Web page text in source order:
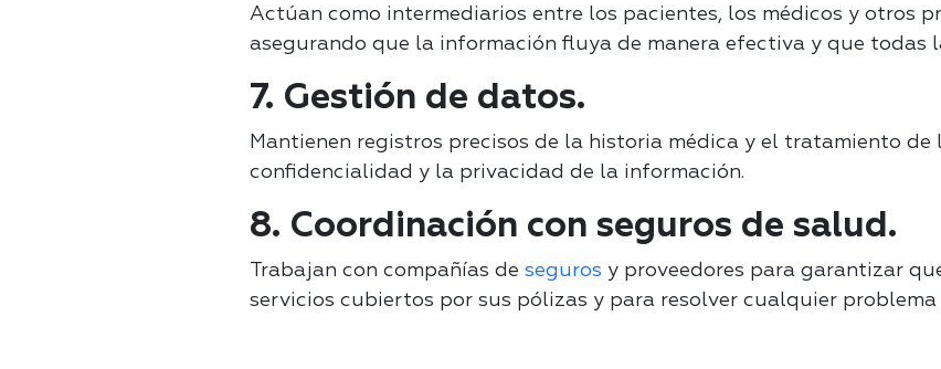
Actúan como intermediarios entre los pacientes, los médicos y otros
asegurando que la información fluya de manera efectiva y que todas
7. Gestión de datos.
Mantienen registros precisos de la historia médica y el tratamiento
confidencialidad y la privacidad de la información.
8. Coordinación con seguros de salud.
Trabajan con compañías de seguros y proveedores para garantizar
servicios cubiertos por sus pólizas y para resolver cualquier